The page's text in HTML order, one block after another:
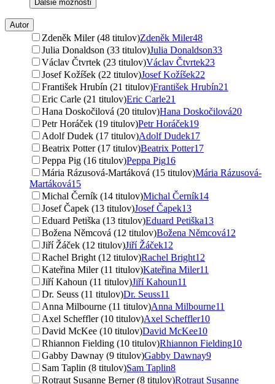
Ďalšie možnosti
Autor
Zdeněk Miler (48 titulov)Zdeněk Miler48
Julia Donaldson (33 titulov)Julia Donaldson33
Václav Čtvrtek (23 titulov)Václav Čtvrtek23
Josef Kožíšek (22 titulov)Josef Kožíšek22
František Hrubín (21 titulov)František Hrubín21
Eric Carle (21 titulov)Eric Carle21
Hana Doskočilová (20 titulov)Hana Doskočilová20
Petr Horáček (19 titulov)Petr Horáček19
Adolf Dudek (17 titulov)Adolf Dudek17
Beatrix Potter (17 titulov)Beatrix Potter17
Peppa Pig (16 titulov)Peppa Pig16
Mária Rázusová-Martáková (15 titulov)Mária Rázusová-
Martáková15
Michal Černík (14 titulov)Michal Černík14
Josef Čapek (13 titulov)Josef Čapek13
Eduard Petiška (13 titulov)Eduard Petiška13
Božena Němcová (12 titulov)Božena Němcová12
Jiří Žáček (12 titulov)Jiří Žáček12
Rachel Bright (12 titulov)Rachel Bright12
Kateřina Miler (11 titulov)Kateřina Miler11
Jiří Kahoun (11 titulov)Jiří Kahoun11
Dr. Seuss (11 titulov)Dr. Seuss11
Anna Milbourne (11 titulov)Anna Milbourne11
Axel Scheffler (10 titulov)Axel Scheffler10
David McKee (10 titulov)David McKee10
Rhiannon Fielding (10 titulov)Rhiannon Fielding10
Gabby Dawnay (9 titulov)Gabby Dawnay9
Sam Taplin (8 titulov)Sam Taplin8
Rotraut Susanne Berner (8 titulov)Rotraut Susanne